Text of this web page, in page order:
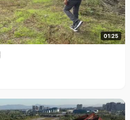
01:25